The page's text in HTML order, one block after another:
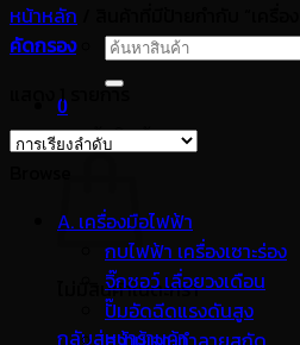
ค้นหา:
0
ตะกร้าสินค้า
ไม่มีสินค้าในตะกร้า
กลับสู่หน้าร้านค้า
หน้าหลัก
คัดกรอง
แสดง 1 รายการ
A. เครื่องมือไฟฟ้า
กบไฟฟ้า เครื่องเซาะร่อง
จิ๊กซอว์ เลื่อยวงเดือน
ปั๊มอัดฉีดแรงดันสูง